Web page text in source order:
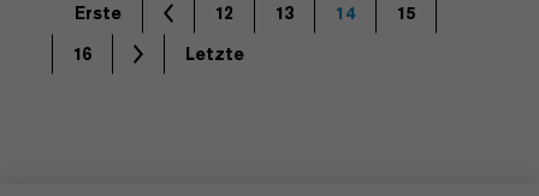
Erste 12 13 14
15
16
Letzte